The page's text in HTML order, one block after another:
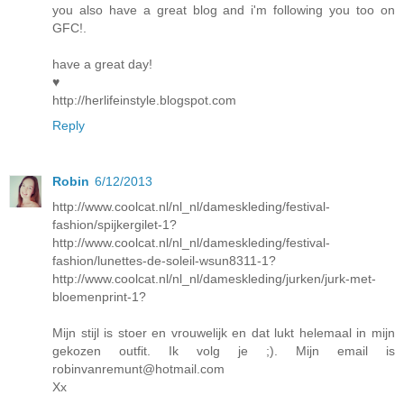
you also have a great blog and i'm following you too on
GFC!.
have a great day!
♥
http://herlifeinstyle.blogspot.com
Reply
Robin 6/12/2013
http://www.coolcat.nl/nl_nl/dameskleding/festival-
fashion/spijkergilet-1?
http://www.coolcat.nl/nl_nl/dameskleding/festival-
fashion/lunettes-de-soleil-wsun8311-1?
http://www.coolcat.nl/nl_nl/dameskleding/jurken/jurk-met-
bloemenprint-1?
Mijn stijl is stoer en vrouwelijk en dat lukt helemaal in mijn
gekozen outfit. Ik volg je ;). Mijn email is
robinvanremunt@hotmail.com
Xx